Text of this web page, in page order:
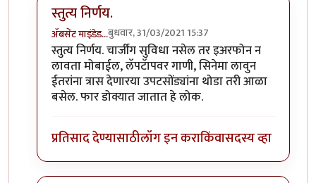
स्तुत्य निर्णय.
ॲबसेंट माइंडेड…बुधवार, 31/03/2021 15:37
In reply toमहत्वाचा निर्णय विचाराधीनbyहेमंतकुमार
स्तुत्य निर्णय. चार्जींग सुविधा नसेल तर इअरफोन न
लावता मोबाईल, लॅपटॅापवर गाणी, सिनेमा लावुन
ईतरांना त्रास देणारया उपटसोंड्यांना थोडा तरी आळा
बसेल. फार डोक्यात जातात हे लोक.
प्रतिसाद देण्यासाठीलॉग इन कराकिंवासदस्य व्हा